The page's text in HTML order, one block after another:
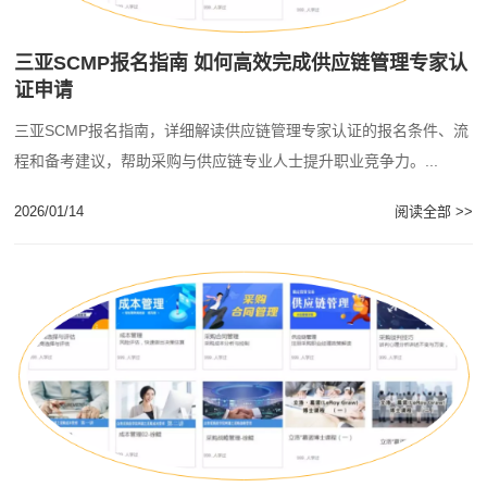
三亚SCMP报名指南 如何高效完成供应链管理专家认
证申请
三亚SCMP报名指南，详细解读供应链管理专家认证的报名条件、流
程和备考建议，帮助采购与供应链专业人士提升职业竞争力。...
2026/01/14 阅读全部 >>